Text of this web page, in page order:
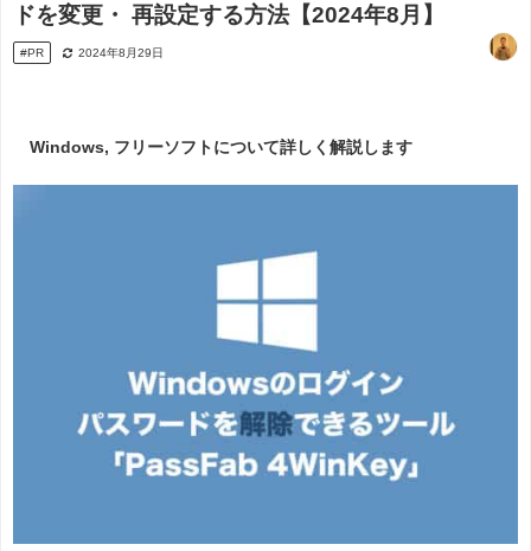
ドを変更・ 再設定する方法【2024年8月】
#PR 2024年8月29日
Windows, フリーソフトについて詳しく解説します